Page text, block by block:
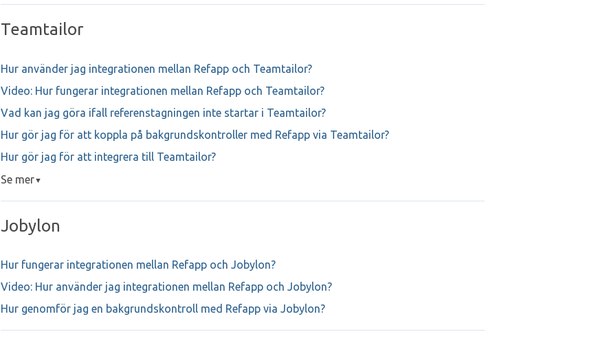
Teamtailor
Hur använder jag integrationen mellan Refapp och Teamtailor?
Video: Hur fungerar integrationen mellan Refapp och Teamtailor?
Vad kan jag göra ifall referenstagningen inte startar i Teamtailor?
Hur gör jag för att koppla på bakgrundskontroller med Refapp via Teamtailor?
Hur gör jag för att integrera till Teamtailor?
Se mer▼
Jobylon
Hur fungerar integrationen mellan Refapp och Jobylon?
Video: Hur använder jag integrationen mellan Refapp och Jobylon?
Hur genomför jag en bakgrundskontroll med Refapp via Jobylon?